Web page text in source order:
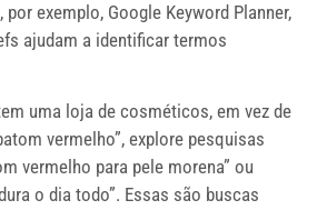
exemplo, Google Keyword Planner,
ajudam a identificar termos
uma loja de cosméticos, em vez de
vermelho”, explore pesquisas
vermelho para pele morena” ou
o dia todo”. Essas são buscas